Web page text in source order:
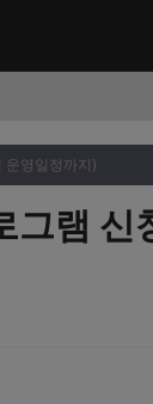
운영일정까지)
램 신